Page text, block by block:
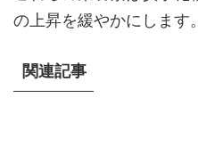
の上昇を緩やかにします。
関連記事